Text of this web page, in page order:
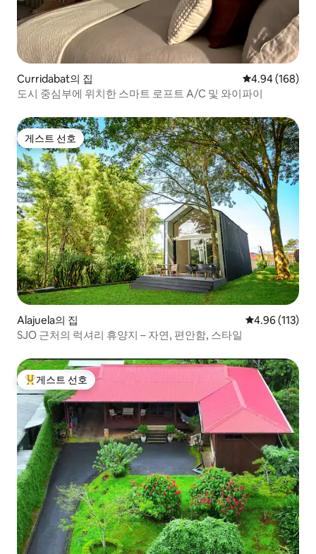
Curridabat의 집 평점 4.94점(5
4.94 (168)
도시 중심부에 위치한 스마트 로프트 A/C 및 와이파이
게스트 선호
게스트 선호
Alajuela의 집 평점 4.96점(5
4.96 (113)
SJO 근처의 럭셔리 휴양지 – 자연, 편안함, 스타일
상위 게스트 선호
게스트 선호